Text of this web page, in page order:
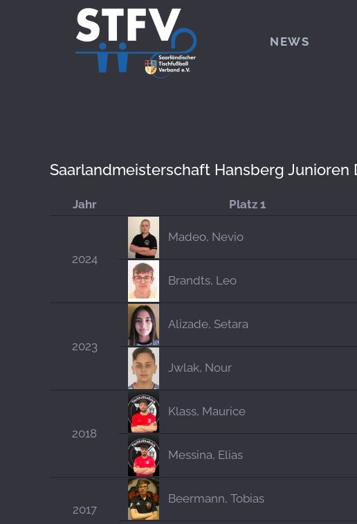
Zum Hauptinhalt springen
NEWS
Saarlandmeisterschaft Hansberg Junioren
Jahr Platz 1
2024
Madeo, Nevio
Brandts, Leo
2023
Alizade, Setara
Jwlak, Nour
2018
Klass, Maurice
Messina, Elias
2017
Beermann, Tobias